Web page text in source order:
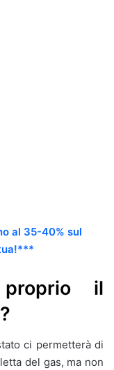
al 35-40% sul
proprio il
ci permetterà di
del gas, ma non